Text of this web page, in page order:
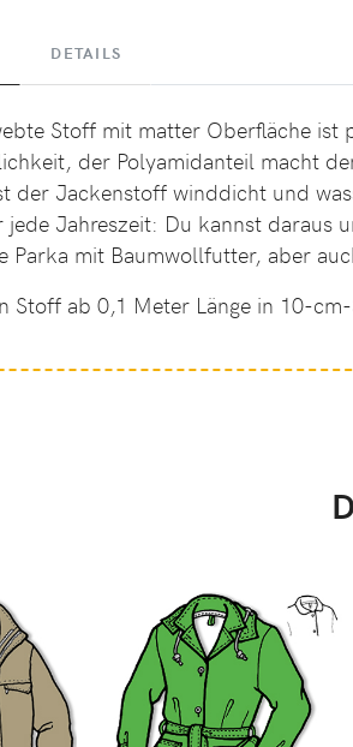
DETAILS
Stoff mit matter Oberfläche
der Polyamidanteil macht
der Jackenstoff winddicht und
Jahreszeit: Du kannst daraus
Parka mit Baumwollfutter, aber
Stoff ab 0,1 Meter Länge in 10-